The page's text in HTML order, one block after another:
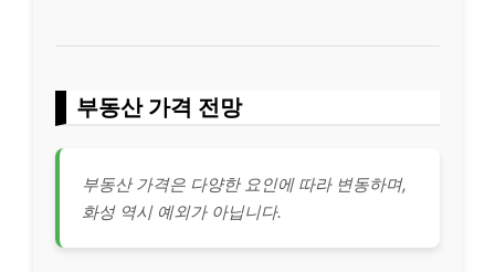
부동산 가격 전망
부동산 가격은 다양한 요인에 따라 변동하며,
화성 역시 예외가 아닙니다.